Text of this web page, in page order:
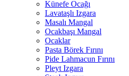
Künefe Ocağı
Lavataşlı Izgara
Masalı Mangal
Ocakbaşı Mangal
Ocaklar
Pasta Börek Fırını
Pide Lahmacun Fırını
Pleyt Izgara